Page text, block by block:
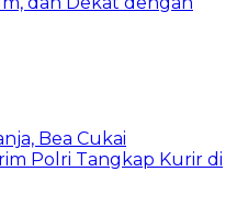
Bea Cukai
Polri Tangkap Kurir di